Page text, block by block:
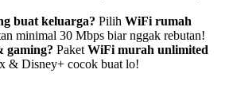
buat keluarga? Pilih WiFi rumah
minimal 30 Mbps biar nggak rebutan!
gaming? Paket WiFi murah unlimited
& Disney+ cocok buat lo!